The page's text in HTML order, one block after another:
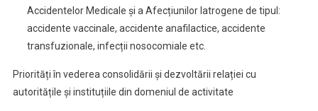
Accidentelor Medicale și a Afecțiunilor Iatrogene de tipul:
accidente vaccinale, accidente anafilactice, accidente
transfuzionale, infecții nosocomiale etc.
Priorități în vederea consolidării și dezvoltării relației cu
autoritățile și instituțiile din domeniul de activitate